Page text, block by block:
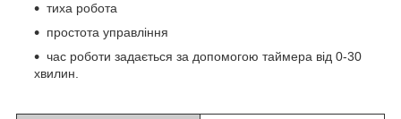
тиха робота
простота управління
час роботи задається за допомогою таймера від 0-30
хвилин.